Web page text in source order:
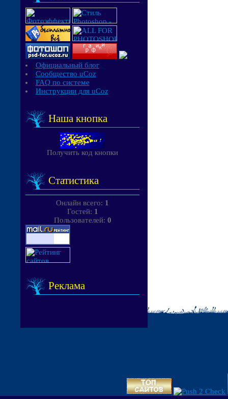
Официальный блог
Сообщество uCoz
FAQ по системе
Инструкции для uCoz
Наша кнопка
Получить код кнопки
Статистика
Онлайн всего: 1
Гостей: 1
Пользователей: 0
Реклама